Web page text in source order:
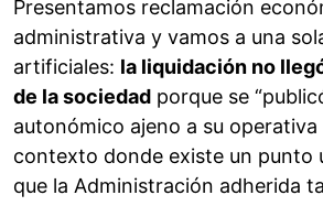
Presentamos reclamación
administrativa y vamos a una
artificiales: la liquidación no
de la sociedad porque se
autonómico ajeno a su
contexto donde existe un punto
que la Administración adherida